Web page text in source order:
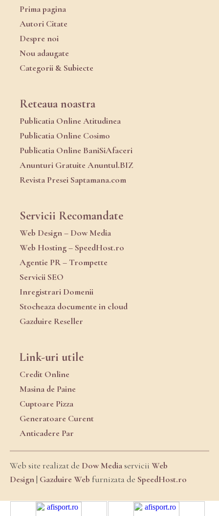
Prima pagina
Autori Citate
Despre noi
Nou adaugate
Categorii & Subiecte
Reteaua noastra
Publicatia Online Atitudinea
Publicatia Online Cosimo
Publicatia Online BaniSiAfaceri
Anunturi Gratuite Anuntul.BIZ
Revista Presei Saptamana.com
Servicii Recomandate
Web Design – Dow Media
Web Hosting – SpeedHost.ro
Agentie PR – Trompette
Servicii SEO
Inregistrari Domenii
Stocheaza documente in cloud
Gazduire Reseller
Link-uri utile
Credit Online
Masina de Paine
Cuptoare Pizza
Generatoare Curent
Anticadere Par
Web site realizat de Dow Mediaservicii Web
Design| Gazduire Web furnizata de SpeedHost.ro